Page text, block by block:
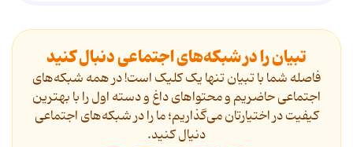
تبیان را در شبکه‌های اجتماعی دنبال کنید
فاصله شما با تبیان تنها یک کلیک است! در همه شبکه‌های
اجتماعی حاضریم و محتواهای داغ و دسته اول را با بهترین
کیفیت در اختیارتان می‌گذاریم؛ ما را در شبکه‌های اجتماعی
دنیال کنید.